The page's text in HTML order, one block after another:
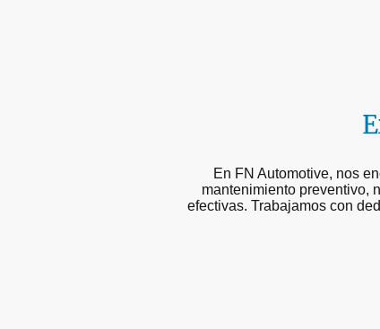
En FN Automotive, nos
mantenimiento preventivo,
efectivas. Trabajamos con